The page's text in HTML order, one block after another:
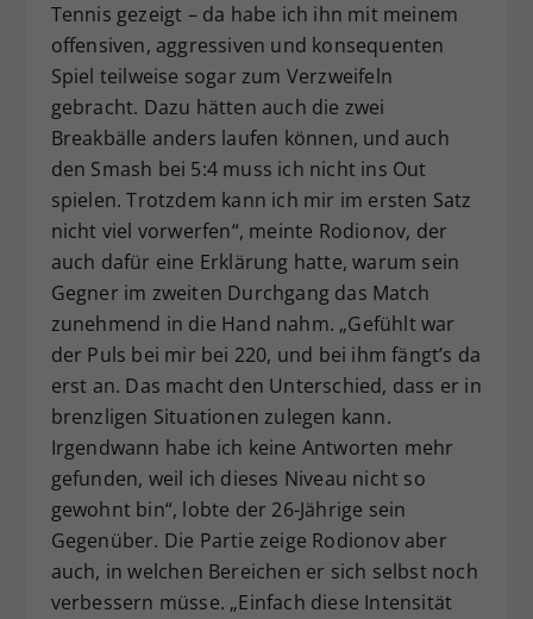
Tennis gezeigt – da habe ich ihn mit meinem
offensiven, aggressiven und konsequenten
Spiel teilweise sogar zum Verzweifeln
gebracht. Dazu hätten auch die zwei
Breakbälle anders laufen können, und auch
den Smash bei 5:4 muss ich nicht ins Out
spielen. Trotzdem kann ich mir im ersten Satz
nicht viel vorwerfen“, meinte Rodionov, der
auch dafür eine Erklärung hatte, warum sein
Gegner im zweiten Durchgang das Match
zunehmend in die Hand nahm. „Gefühlt war
der Puls bei mir bei 220, und bei ihm fängt’s da
erst an. Das macht den Unterschied, dass er in
brenzligen Situationen zulegen kann.
Irgendwann habe ich keine Antworten mehr
gefunden, weil ich dieses Niveau nicht so
gewohnt bin“, lobte der 26-Jährige sein
Gegenüber. Die Partie zeige Rodionov aber
auch, in welchen Bereichen er sich selbst noch
verbessern müsse. „Einfach diese Intensität